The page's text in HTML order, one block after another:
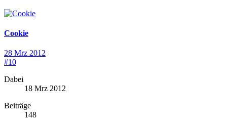
Cookie
28 Mrz 2012
#10
Dabei
18 Mrz 2012
Beiträge
148